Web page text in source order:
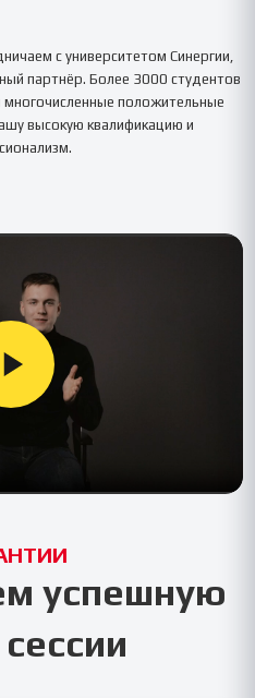
с университетом Синергии
партнёр. Более 3000 студентов
положительные
высокую квалификацию и
успешную